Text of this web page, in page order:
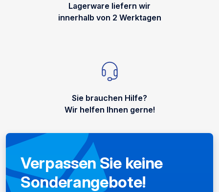
Lagerware liefern wir
innerhalb von 2 Werktagen
Sie brauchen Hilfe?
Wir helfen Ihnen gerne!
Verpassen Sie keine
Sonderangebote!